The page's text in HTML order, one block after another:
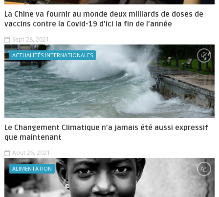
La Chine va fournir au monde deux milliards de doses de
vaccins contre la Covid-19 d’ici la fin de l’année
Sept 28, 2021
ACTUALITÉS INTERNATIONALES
Le Changement Climatique n’a jamais été aussi expressif
que maintenant
Aout 26, 2021
ALIMENTATION